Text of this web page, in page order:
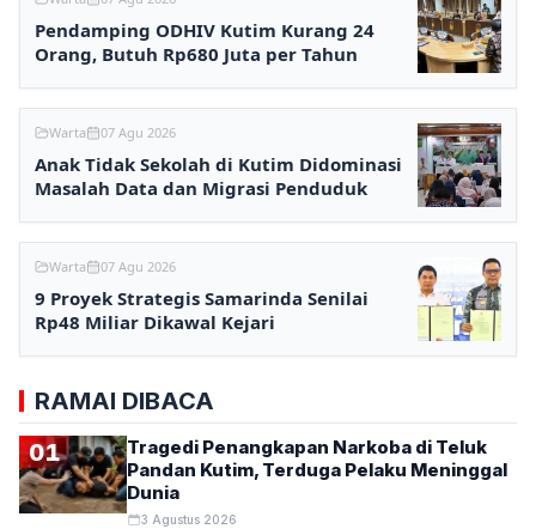
Pendamping ODHIV Kutim Kurang 24
Orang, Butuh Rp680 Juta per Tahun
Warta 07 Agu 2026
Anak Tidak Sekolah di Kutim Didominasi
Masalah Data dan Migrasi Penduduk
Warta 07 Agu 2026
9 Proyek Strategis Samarinda Senilai
Rp48 Miliar Dikawal Kejari
RAMAI DIBACA
01
Tragedi Penangkapan Narkoba di Teluk
Pandan Kutim, Terduga Pelaku Meninggal
Dunia
3 Agustus 2026